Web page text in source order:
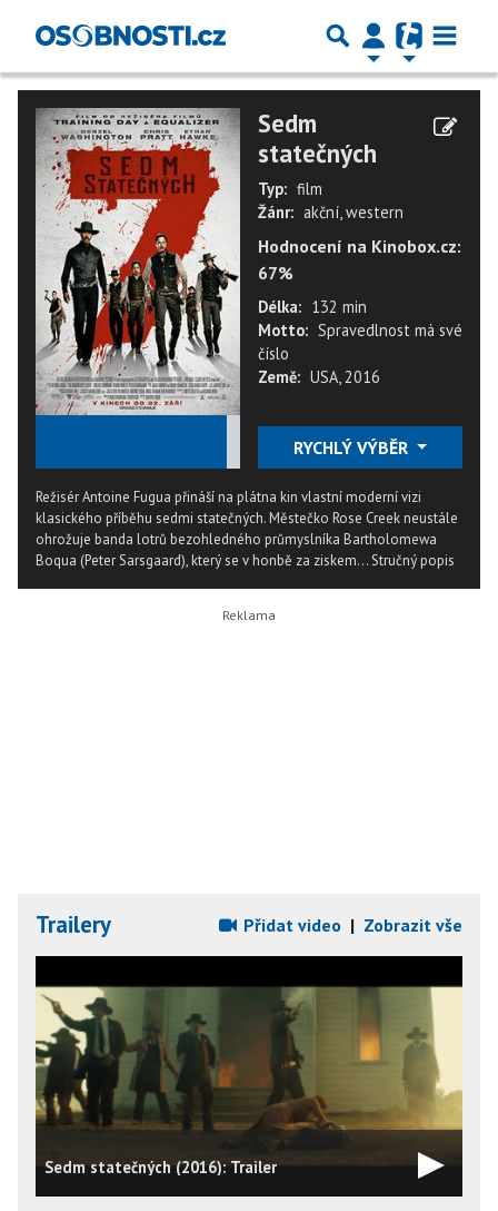
Sedm
statečných
Typ: film
Žánr: akční, western
Hodnocení na Kinobox.cz:
67%
Délka: 132 min
Motto: Spravedlnost má své
číslo
Země: USA, 2016
RYCHLÝ VÝBĚR
Režisér Antoine Fugua přináší na plátna kin vlastní moderní vizi
klasického příběhu sedmi statečných. Městečko Rose Creek neustále
ohrožuje banda lotrů bezohledného průmyslníka Bartholomewa
Boqua (Peter Sarsgaard), který se v honbě za ziskem...Stručný popis
Trailery Přidat video | Zobrazit vše
Sedm statečných (2016): Trailer